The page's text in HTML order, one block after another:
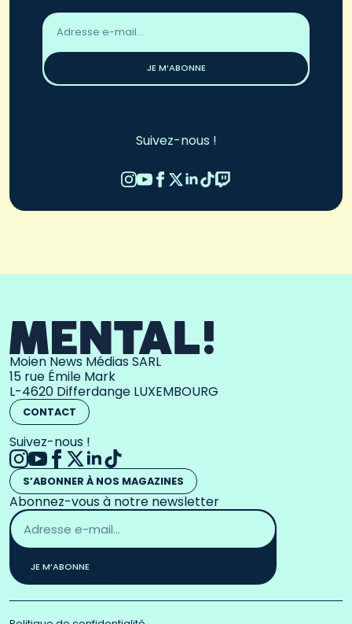
Adresse
email
JE M’ABONNE
Suivez-nous !
Moien News Médias SARL
15 rue Émile Mark
L-4620 Differdange LUXEMBOURG
CONTACT
Suivez-nous !
S’ABONNER À NOS MAGAZINES
Abonnez-vous à notre newsletter
Adresse
email
*
JE M’ABONNE